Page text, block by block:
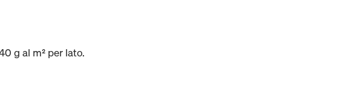
g al m² per lato.